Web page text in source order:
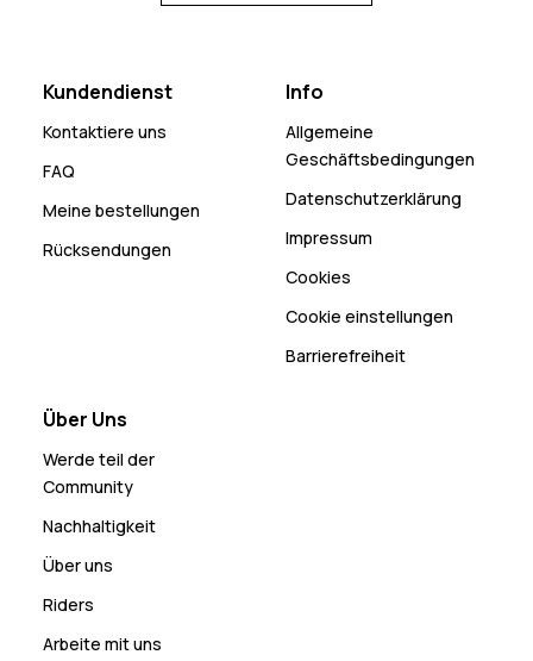
Kundendienst
Kontaktiere uns
FAQ
Meine bestellungen
Rücksendungen
Info
Allgemeine
Geschäftsbedingungen
Datenschutzerklärung
Impressum
Cookies
Cookie einstellungen
Barrierefreiheit
Über Uns
Werde teil der
Community
Nachhaltigkeit
Über uns
Riders
Arbeite mit uns